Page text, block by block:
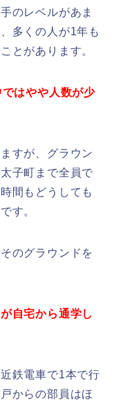
のレベルがあま
多くの人が1年も
とがあります。
ではやや人数が少
すが、グラウン
子町まで全員で
間もどうしても
す。
のグラウンドを
自宅から通学し
鉄電車で1本で行
からの部員はほ